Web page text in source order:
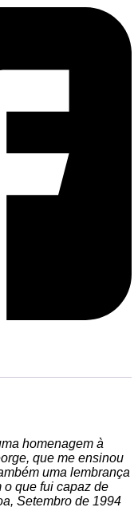
homenagem à
que me ensinou
uma lembrança
o que fui capaz de
Setembro de 1994